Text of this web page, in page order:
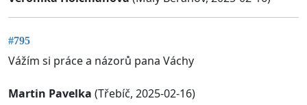
#795
Vážím si práce a názorů pana Váchy
Martin Pavelka (Třebíč, 2025-02-16)